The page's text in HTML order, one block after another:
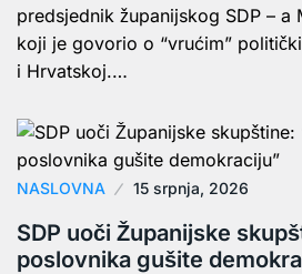
predsjednik županijskog SDP – a
koji je govorio o “vrućim”
i Hrvatskoj.…
NASLOVNA 15 srpnja, 2026
SDP uoči Županijske
poslovnika gušite